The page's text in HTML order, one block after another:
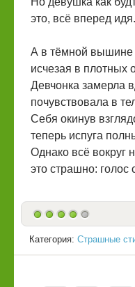
это, всё вперед идя.
А в тёмной вышине
исчезая в плотных
Девчонка замерла
почувствовала в
Себя окинув
теперь испуга
Однако всё вокруг
это страшно: голос
Категория: Страшные